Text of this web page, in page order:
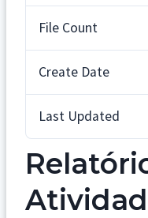
File Count
Create Date
Last Updated